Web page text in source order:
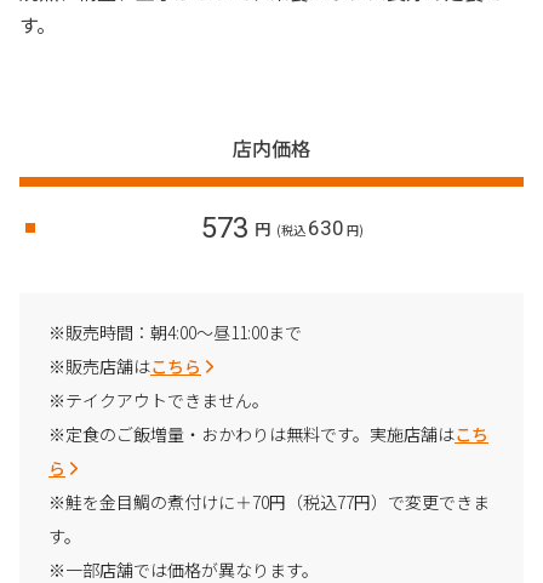
す。
店内価格
573 円 (税込 630 円)
※販売時間：朝4:00～昼11:00まで
※販売店舗はこちら
※テイクアウトできません。
※定食のご飯増量・おかわりは無料です。実施店舗はこち
ら
※鮭を金目鯛の煮付けに＋70円（税込77円）で変更できま
す。
※一部店舗では価格が異なります。